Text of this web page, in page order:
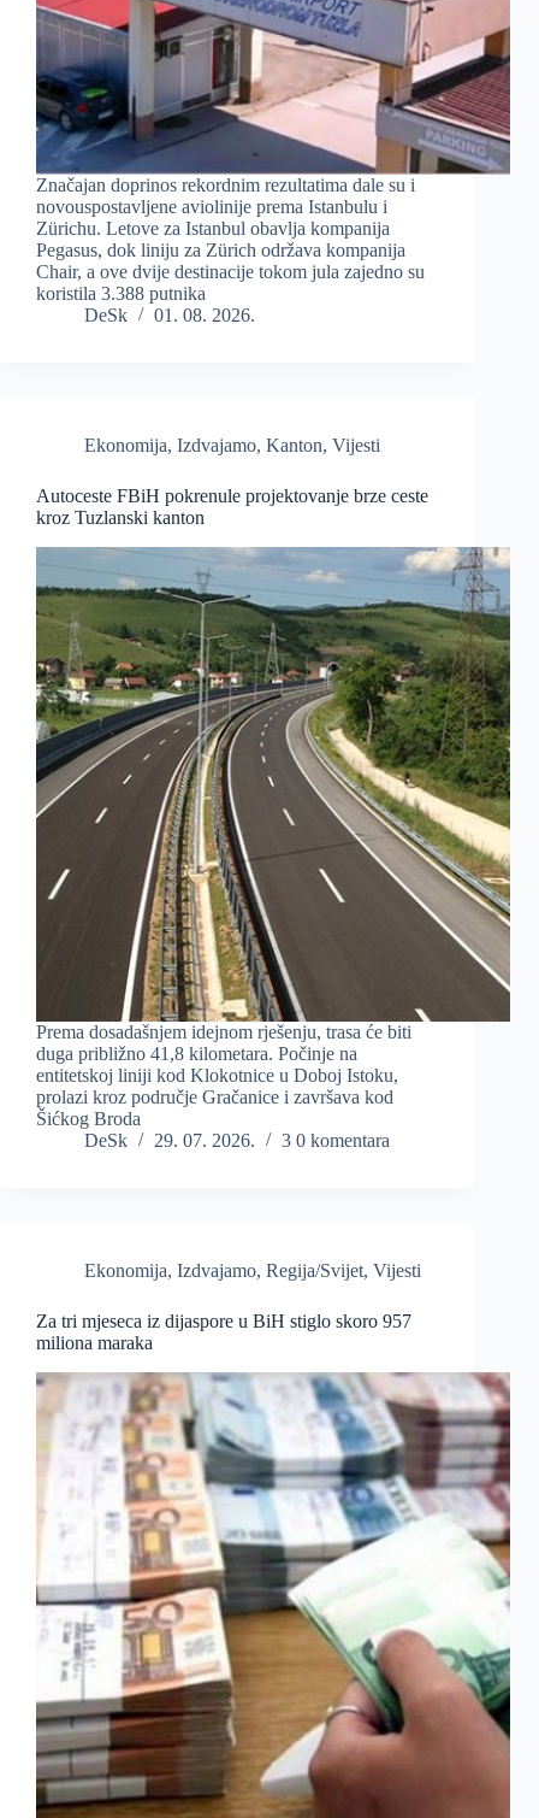
Značajan doprinos rekordnim rezultatima dale su i
novouspostavljene aviolinije prema Istanbulu i
Zürichu. Letove za Istanbul obavlja kompanija
Pegasus, dok liniju za Zürich održava kompanija
Chair, a ove dvije destinacije tokom jula zajedno su
koristila 3.388 putnika
DeSk
01. 08. 2026.
Ekonomija, Izdvajamo, Kanton, Vijesti
Autoceste FBiH pokrenule projektovanje brze ceste
kroz Tuzlanski kanton
Prema dosadašnjem idejnom rješenju, trasa će biti
duga približno 41,8 kilometara. Počinje na
entitetskoj liniji kod Klokotnice u Doboj Istoku,
prolazi kroz područje Gračanice i završava kod
Šićkog Broda
DeSk
29. 07. 2026. 3 0 komentara
Ekonomija, Izdvajamo, Regija/Svijet, Vijesti
Za tri mjeseca iz dijaspore u BiH stiglo skoro 957
miliona maraka